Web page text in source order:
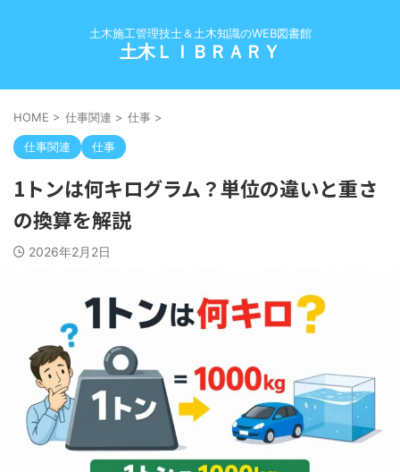
土木施工管理技士＆土木知識のWEB図書館
土木ＬＩＢＲＡＲＹ
HOME > 仕事関連 > 仕事 >
仕事関連 仕事
1トンは何キログラム？単位の違いと重さ
の換算を解説
2026年2月2日